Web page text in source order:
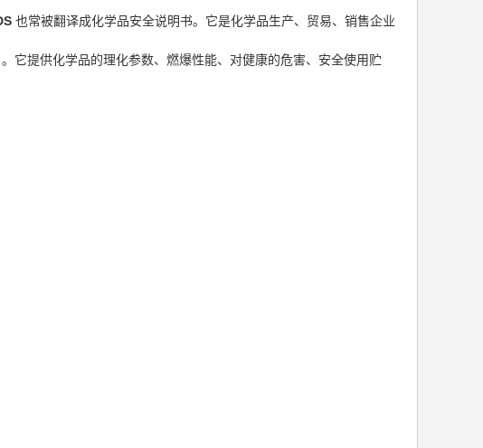
也常被翻译成化学品安全说明书。它是化学品生产、贸易、销售企业
。它提供化学品的理化参数、燃爆性能、对健康的危害、安全使用贮